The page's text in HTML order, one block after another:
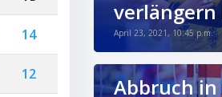
14
12
verlängern
April 23, 2021, 10:45 p.m.
Abbruch